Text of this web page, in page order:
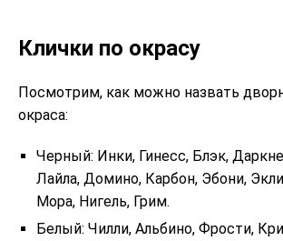
Клички по окрасу
Посмотрим, как можно назвать
окраса:
Черный: Инки, Гинесс, Блэк,
Лайла, Домино, Карбон, Эбони,
Мора, Нигель, Грим.
Белый: Чилли, Альбино, Фрости,